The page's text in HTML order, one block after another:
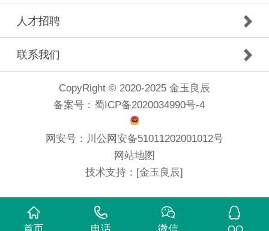
人才招聘
联系我们
CopyRight © 2020-2025 金玉良辰
备案号：蜀ICP备2020034990号-4
网安号： 川公网安备51011202001012号
网站地图
技术支持： [金玉良辰]